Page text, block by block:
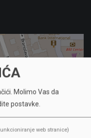
Molimo Vas da
postavke.
web stranice)